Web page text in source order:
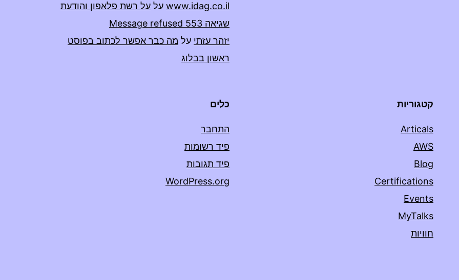
www.idag.co.il על על רשת פלאפון והודעת
שגיאה 553 Message refused
יזהר עזתי על מה כבר אפשר לכתוב בפוסט
ראשון בבלוג
קטגוריות
Articals
AWS
Blog
Certifications
Events
MyTalks
חוויות
כלים
התחבר
פיד רשומות
פיד תגובות
WordPress.org